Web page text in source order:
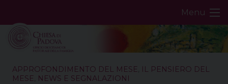
content
Menu
APPROFONDIMENTO DEL MESE
IL PENSIERO DEL
MESE
NEWS E SEGNALAZIONI